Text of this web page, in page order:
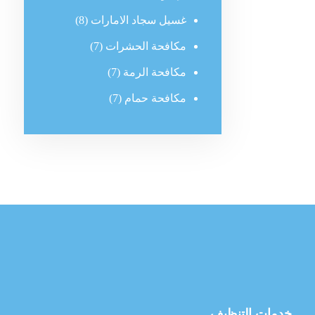
غسيل سجاد الامارات (8)
مكافحة الحشرات (7)
مكافحة الرمة (7)
مكافحة حمام (7)